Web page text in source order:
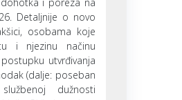
Detaljnije o novo
osobama koje
i njezinu načinu
utvrđivanja
(dalje: poseban
dužnosti